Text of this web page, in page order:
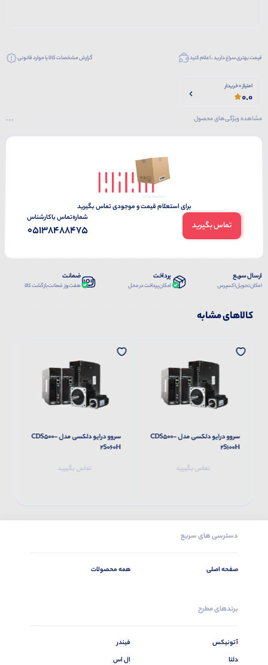
قیمت بهتری سراغ دارید ، اعلام کنید گزارش مشخصات کالا یا موارد قانونی
امتیاز 0 خریدار
0.0
مشاهده ویژگی‌های محصول
برای استعلام قیمت و موجودی تماس بگیرید
تماس بگیرید
شماره‌تماس‌ با‌کارشناس
05138488475
ارسال سریع
امکان تحویل اکسپرس
پرداخت
امکان پرداخت در محل
ضمانت
هفت روز ضمانت بازگشت کالا
کالاهای مشابه
سروو درایو دلکسی مدل CDS500-
2S100H
تماس بگیرید
سروو درایو دلکسی مدل CDS500-
2S060H
تماس بگیرید
دسترسی های سریع
صفحه اصلی همه محصولات
برندهای مطرح
آتونیکس
دلتا
فیندر
ال اس